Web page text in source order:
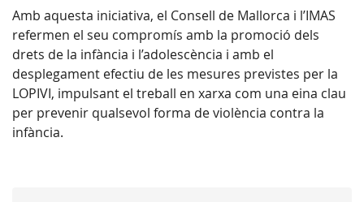
Amb aquesta iniciativa, el Consell de Mallorca i l’IMAS
refermen el seu compromís amb la promoció dels
drets de la infància i l’adolescència i amb el
desplegament efectiu de les mesures previstes per la
LOPIVI, impulsant el treball en xarxa com una eina clau
per prevenir qualsevol forma de violència contra la
infància.